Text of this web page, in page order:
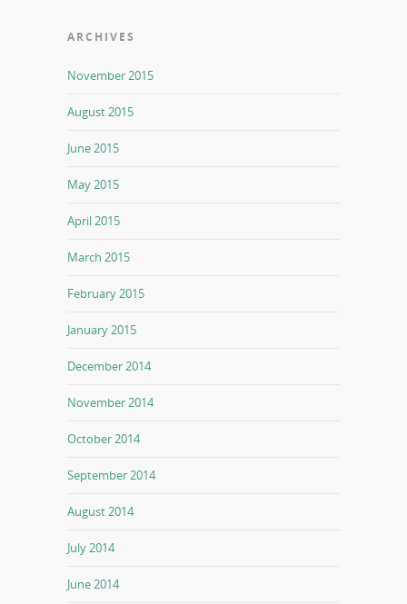
ARCHIVES
November 2015
August 2015
June 2015
May 2015
April 2015
March 2015
February 2015
January 2015
December 2014
November 2014
October 2014
September 2014
August 2014
July 2014
June 2014